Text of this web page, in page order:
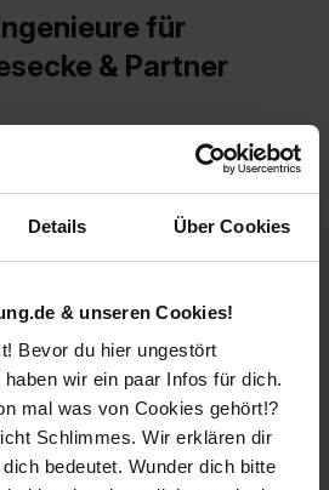
Details Über Cookies
& unseren Cookies!
Bevor du hier ungestört
wir ein paar Infos für dich.
mal was von Cookies gehört!?
Schlimmes. Wir erklären dir
bedeutet. Wunder dich bitte
für
& Partner
Wasser, Heizung oder
oder? Dafür, dass
oder Krankenhäuser mit
man zum Leben braucht, sorgen
wir bei Giesecke & Partner
für Gebäude zu planen und
des Trinkwassers bis hin